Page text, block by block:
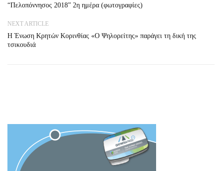
“Πελοπόννησος 2018” 2η ημέρα (φωτογραφίες)
NEXT ARTICLE
Η Ένωση Κρητών Κορινθίας «Ο Ψηλορείτης» παράγει τη δική της
τσικουδιά